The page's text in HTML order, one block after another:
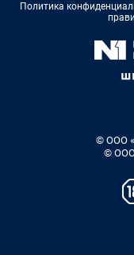
Политика
© ООО
© ООО